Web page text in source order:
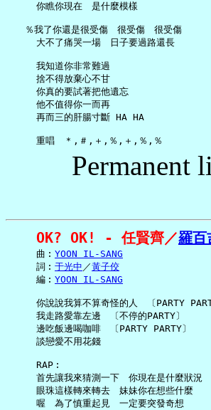
     你瞧你現在　是什麼模樣
   ％我了你還是很受傷　很受傷　很受傷
     大不了痛哭一場　日子要過路還長
     我知道你非常難過
     捨不得放棄心不甘
     你真的要試著把他遺忘
     他不值得你一而再
     再而三的肝腸寸斷 HA HA
Permanent
OK? OK! - 任賢齊／羅百
     曲︰
YOON IL-SANG
     詞︰
于光中 ／黃子佼
     編︰
YOON IL-SANG
你說說我算不算奇怪的人　〔PARTY
     我走路愛靠左邊　〔不停的PARTY〕
     邊吃飯邊喝咖啡　〔PARTY PARTY〕
     談戀愛不用花錢
     RAP︰
     首先讓我來猜測一下　你現在是什麼狀況
     眼珠這樣轉來轉去　妹妹你在想些什麼
     喔　為了慎重起見　一定要突發奇想